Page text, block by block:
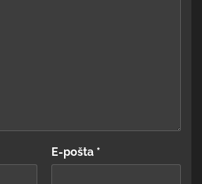
E-pošta *